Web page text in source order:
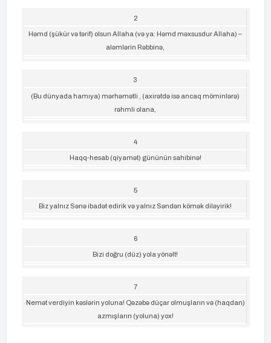
2
Həmd (şükür və tərif) olsun Allaha (və ya: Həmd məxsusdur Allaha) –
aləmlərin Rəbbinə,
3
(Bu dünyada hamıya) mərhəmətli , (axirətdə isə ancaq möminlərə)
rəhmli olana,
4
Haqq-hesab (qiyamət) gününün sahibinə!
5
Biz yalnız Sənə ibadət edirik və yalnız Səndən kömək diləyirik!
6
Bizi doğru (düz) yola yönəlt!
7
Nemət verdiyin kəslərin yoluna! Qəzəbə düçar olmuşların və (haqdan)
azmışların (yoluna) yox!